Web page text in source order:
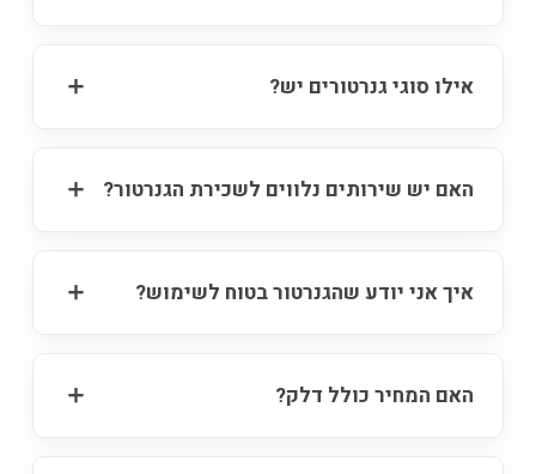
אילו סוגי גנרטורים יש?
האם יש שירותים נלווים לשכירת הגנרטור?
איך אני יודע שהגנרטור בטוח לשימוש?
האם המחיר כולל דלק?